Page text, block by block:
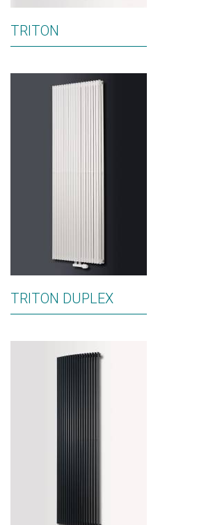
TRITON
TRITON DUPLEX